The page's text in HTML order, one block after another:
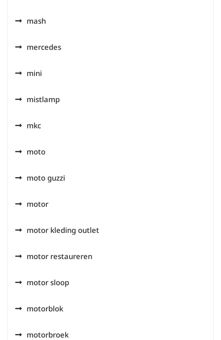
mash
mercedes
mini
mistlamp
mkc
moto
moto guzzi
motor
motor kleding outlet
motor restaureren
motor sloop
motorblok
motorbroek